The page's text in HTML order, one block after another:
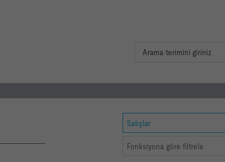
Satışlar
Fonksiyona göre filtrele